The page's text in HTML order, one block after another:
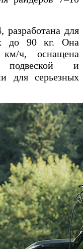
для
до 90 кг. Она
ч, оснащена
подвеской и
для серьезных